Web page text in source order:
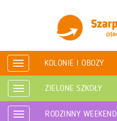
Rozwiń
nawigację
KOLONIE I OBOZY
Rozwiń
nawigację
ZIELONE SZKOŁY
Rozwiń
RODZINNY WEEKEND